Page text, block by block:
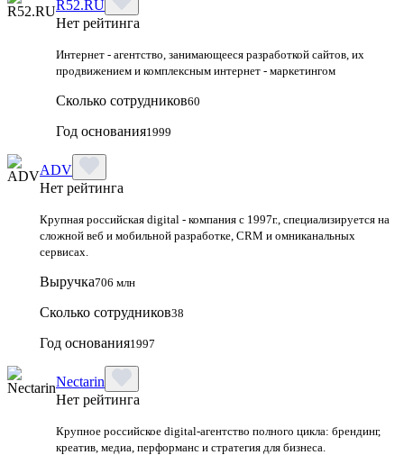
R52.RU
Нет рейтинга
Интернет - агентство, занимающееся разработкой сайтов, их
продвижением и комплексным интернет - маркетингом
Сколько сотрудников60
Год основания1999
ADV
Нет рейтинга
Крупная российская digital - компания с 1997г., специализируется на
сложной веб и мобильной разработке, CRM и омниканальных
сервисах.
Выручка706 млн
Сколько сотрудников38
Год основания1997
Nectarin
Нет рейтинга
Крупное российское digital‑агентство полного цикла: брендинг,
креатив, медиа, перформанс и стратегия для бизнеса.